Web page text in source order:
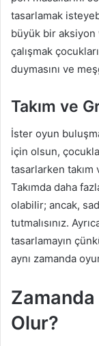
tasarlamak
büyük bir aksiyon
çalışmak
duymasını ve
Takım ve
İster oyun
için olsun,
tasarlarken takım
Takımda daha
olabilir; ancak,
tutmalısınız.
tasarlamayın
aynı zamanda
Zamanda
Olur?